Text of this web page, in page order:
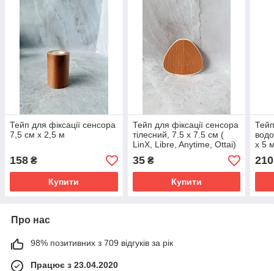
Тейп для фіксації сенсора
7,5 см х 2,5 м
158 ₴
Купити
Тейп для фіксації сенсора
тілесний, 7.5 х 7.5 см (
LinX, Libre, Anytime, Ottai)
35₴
Купити
х 5
210
Про нас
98% позитивних з 709 відгуків за рік
Працює з 23.04.2020